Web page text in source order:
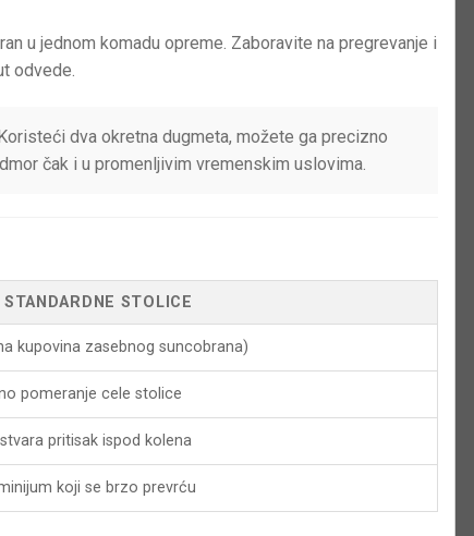
u jednom komadu opreme. Zaboravite na pregrevanje i
odvede.
dva okretna dugmeta, možete ga precizno
čak i u promenljivim vremenskim uslovima.
STOLICE
kupovina zasebnog suncobrana)
pomeranje cele stolice
pritisak ispod kolena
koji se brzo prevrću